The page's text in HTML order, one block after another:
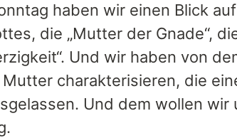
haben wir einen Blick
die „Mutter der Gnade“,
Und wir haben von
charakterisieren, die
Und dem wollen